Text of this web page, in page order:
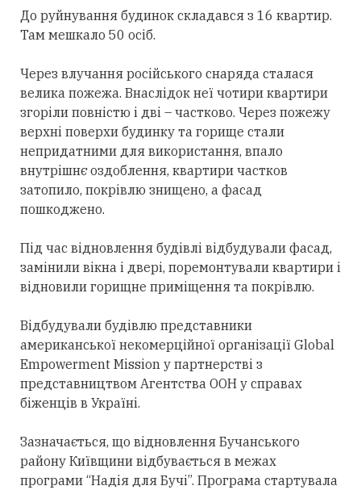
До руйнування будинок складався з 16 квартир.
Там мешкало 50 осіб.
Через влучання російського снаряда сталася
велика пожежа. Внаслідок неї чотири квартири
згоріли повністю і дві – частково. Через пожежу
верхні поверхи будинку та горище стали
непридатними для використання, впало
внутрішнє оздоблення, квартири частков
затопило, покрівлю знищено, а фасад
пошкоджено.
Під час відновлення будівлі відбудували фасад,
замінили вікна і двері, поремонтували квартири і
відновили горищне приміщення та покрівлю.
Відбудували будівлю представники
американської некомерційної організації Global
Empowerment Mission у партнерстві з
представництвом Агентства ООН у справах
біженців в Україні.
Зазначається, що відновлення Бучанського
району Київщини відбувається в межах
програми “Надія для Бучі”. Програма стартувала